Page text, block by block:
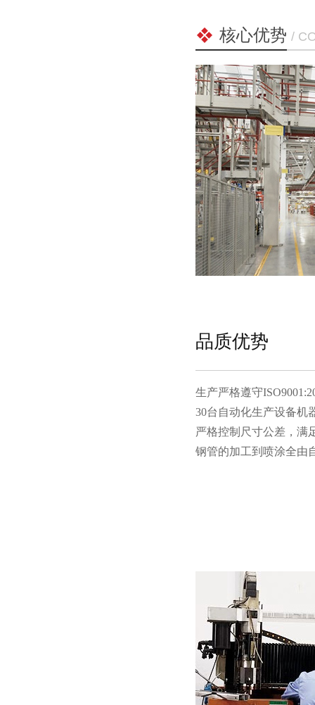
核心优势 /
品质优势
生产严格遵守
30台自动化生产设备机器人
严格控制尺寸公差，
钢管的加工到喷涂全由自